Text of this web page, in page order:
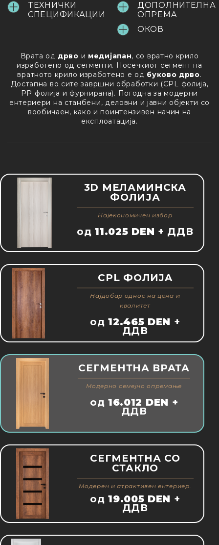
TEХНИЧКИ
СПЕЦИФИКАЦИИ
ДОПОЛНИТЕЛНА
ОПРEMA
OКОВ
Врата од дрво и медијапан, со вратно крило
изработено од сегменти. Носечкиот сегмент на
вратното крило изработено е од буково дрво.
Достапна во сите завршни обработки (CPL фолија,
PP фолија и фурнирана). Погодна за модерни
ентериери на станбени, деловни и јавни објекти со
вообичаен, како и поинтензивен начин на
експлоатација.
3D MEЛАМИНСКА
ФОЛИЈА
Најекономичен избор
од11.025 DEN + ДДВ
CPL ФОЛИJA
Најдобар однос на цена и
квалитет
од12.465 DEN +
ДДВ
СЕГМЕНТНА ВРАТА
Moдерно семејно опремање
од 16.012 DEN +
ДДВ
СЕГМЕНТНА СО
СТАКЛО
Moдерен и атрактивен ентериер.
од19.005 DEN +
ДДВ